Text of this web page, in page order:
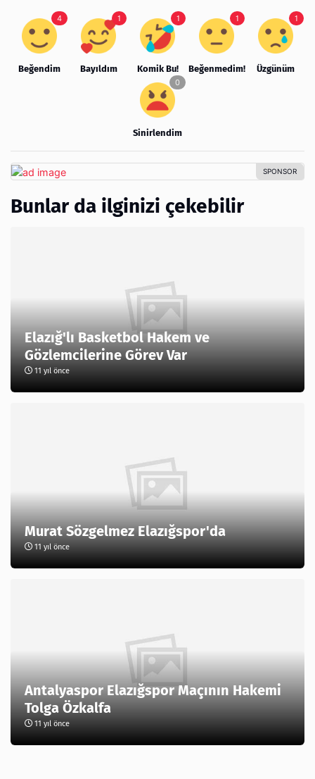
Beğendim Bayıldım Komik Bu! Beğenmedim! Üzgünüm
Sinirlendim
Bunlar da ilginizi çekebilir
Elazığ'lı Basketbol Hakem ve
Gözlemcilerine Görev Var
11 yıl önce
Murat Sözgelmez Elazığspor'da
11 yıl önce
Antalyaspor Elazığspor Maçının Hakemi
Tolga Özkalfa
11 yıl önce